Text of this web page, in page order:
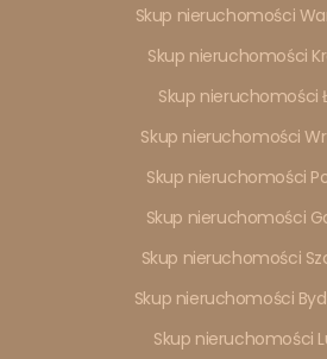
Skup nieruchomości
Skup nieruchomości
Skup nieruchomości
Skup nieruchomości
Skup nieruchomości
Skup nieruchomości
Skup nieruchomości
Skup nieruchomości
Skup nieruchomości